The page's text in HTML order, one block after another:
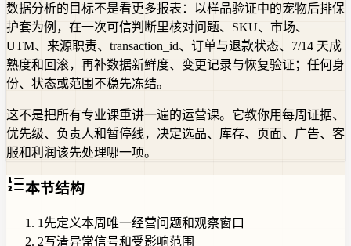
数据分析的目标不是看更多报表：以样品验证中的宠物后排保
护套为例，在一次可信判断里核对问题、SKU、市场、
UTM、来源职责、transaction_id、订单与退款状态、7/14 天成
熟度和回滚，再补数据新鲜度、变更记录与恢复验证；任何身
份、状态或范围不稳先冻结。
这不是把所有专业课重讲一遍的运营课。它教你用每周证据、
优先级、负责人和暂停线，决定选品、库存、页面、广告、客
服和利润该先处理哪一项。
本节结构
1 先定义本周唯一经营问题和观察窗口
2写清异常信号和受影响范围